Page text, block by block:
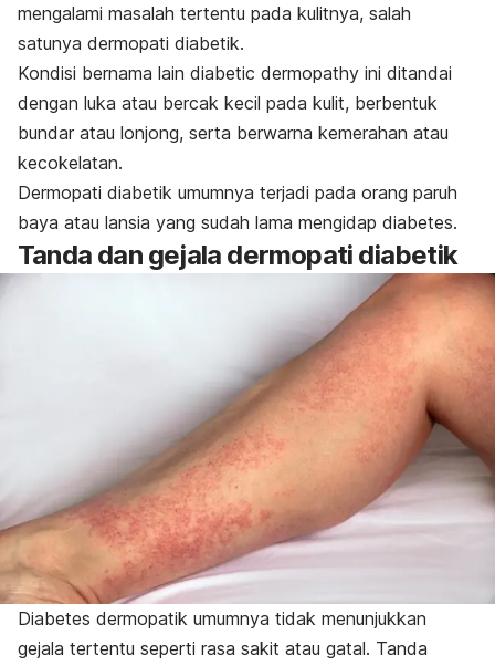
mengalami masalah tertentu pada kulitnya, salah
satunya dermopati diabetik.
Kondisi bernama lain diabetic dermopathy ini ditandai
dengan luka atau bercak kecil pada kulit, berbentuk
bundar atau lonjong, serta berwarna kemerahan atau
kecokelatan.
Dermopati diabetik umumnya terjadi pada orang paruh
baya atau lansia yang sudah lama mengidap diabetes.
Tanda dan gejala dermopati diabetik
Diabetes dermopatik umumnya tidak menunjukkan
gejala tertentu seperti rasa sakit atau gatal. Tanda